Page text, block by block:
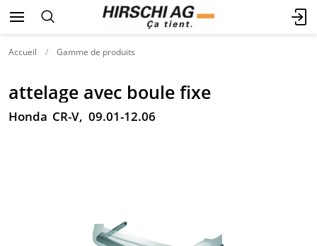
Accueil Gamme de produits
attelage avec boule fixe
Honda CR-V, 09.01-12.06